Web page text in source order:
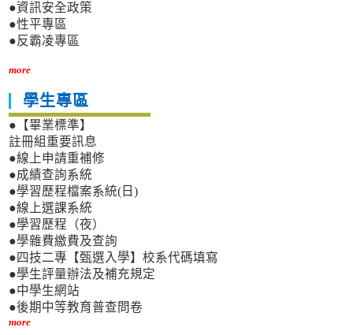
●資訊安全政策
●性平專區
●反霸凌專區
more
學生專區
●【畢業標準】
註冊組重要訊息
●線上申請重補修
●成績查詢系統
●學習歷程檔案系統(日)
●線上選課系統
●學習歷程（夜）
●學雜費繳費及查詢
●四技二專【甄選入學】校系代碼填寫
●學生評量辦法及補充規定
●中學生網站
●後期中等教育普查問卷
more